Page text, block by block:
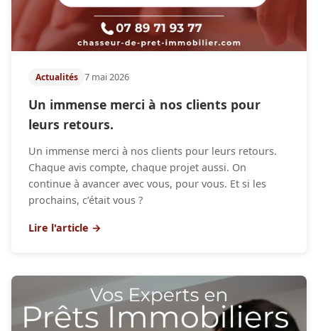
Actualités 7 mai 2026
Un immense merci à nos clients pour
leurs retours.
Un immense merci à nos clients pour leurs retours.
Chaque avis compte, chaque projet aussi. On
continue à avancer avec vous, pour vous. Et si les
prochains, c’était vous ?
Lire l'article →